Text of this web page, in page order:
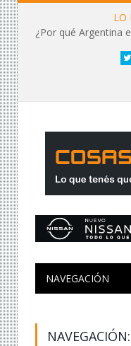
LO
¿Por qué Argentina
NAVEGACIÓN
NAVEGACIÓN: